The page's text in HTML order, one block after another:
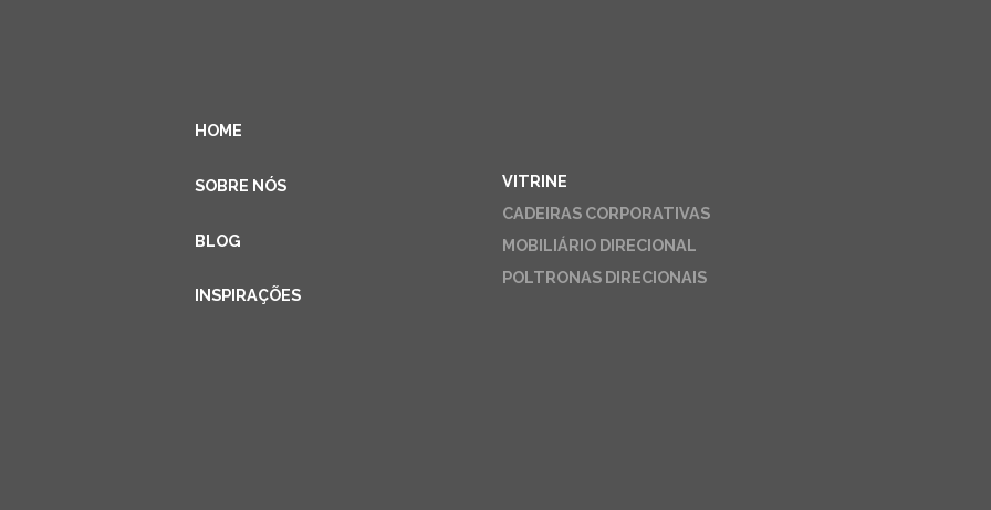
HOME
SOBRE NÓS
BLOG
INSPIRAÇÕES
VITRINE
CADEIRAS CORPORATIVAS
MOBILIÁRIO DIRECIONAL
POLTRONAS DIRECIONAIS